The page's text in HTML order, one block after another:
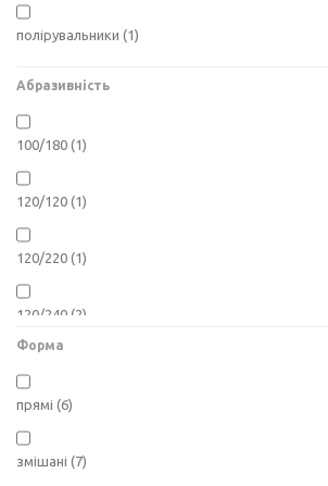
полірувальники (1)
Абразивність
100/180 (1)
120/120 (1)
120/220 (1)
120/240 (2)
180/180
120
Форма
прямі (6)
змішані (7)